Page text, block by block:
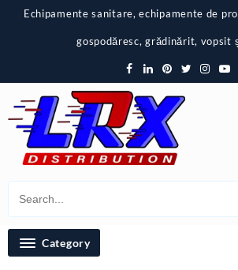
Echipamente sanitare, echipamente de
gospodăresc, grădinărit, vopsit
Category